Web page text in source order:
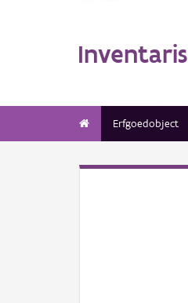
Inventaris
Erfgoedobject